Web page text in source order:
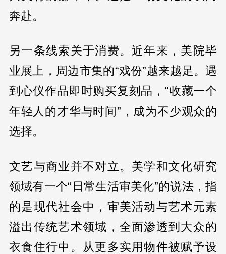
奔赴。
另一条线索关于消费。近年来，美院毕
业展上，周边市集的“戏份”越来越足。遇
到心仪作品即时购买复刻品，“收藏一个
年轻人的才华与时间”，成为不少观众的
选择。
文艺与商业并不对立。美学和文化研究
领域有一个“日常生活审美化”的说法，指
的是现代社会中，审美活动与艺术元素
溢出传统艺术领域，全面渗透到大众的
衣食住行中。从更多实用物件被赋予设